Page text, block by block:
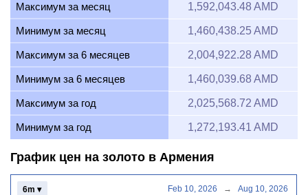
Максимум за месяц 1,592,043.48 AMD
Минимум за месяц 1,460,438.25 AMD
Максимум за 6 месяцев 2,004,922.28 AMD
Минимум за 6 месяцев 1,460,039.68 AMD
Максимум за год 2,025,568.72 AMD
Минимум за год 1,272,193.41 AMD
График цен на золото в Армения
6m ▾ Feb 10, 2026 → Aug 10, 2026